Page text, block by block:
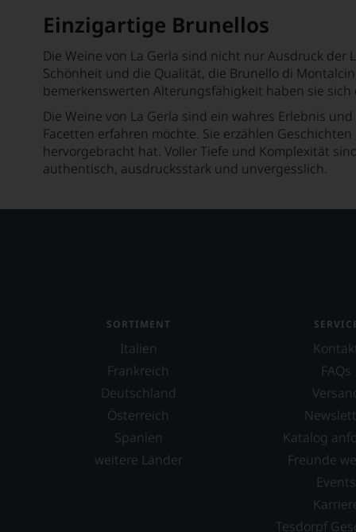
Billecart-Salmon
Binigrau Vins y Vinyes
Biondi Santi Jacopo
Biserno
Bisol de Siderio & Figli
Black Forest Distillers
Bodega Tresmano
Bodégas Granbazán
Bodegas Marta Maté
Bodegas Voelos
Bodegas Ximénez-Spínola
Einzigartige Brunellos
Die Weine von La Gerla sind nicht nur Ausdruck
Schönheit und die Qualität, die Brunello di
bemerkenswerten Alterungsfähigkeit haben sie
Die Weine von La Gerla sind ein wahres Erlebnis
Facetten erfahren möchte. Sie erzählen
hervorgebracht hat. Voller Tiefe und Komplexität
authentisch, ausdrucksstark und unvergesslich.
SORTIMENT
Italien
Frankreich
Deutschland
Österreich
Spanien
weitere Länder
FAQs
Katalog
Freunde
Events
Tesdorpf